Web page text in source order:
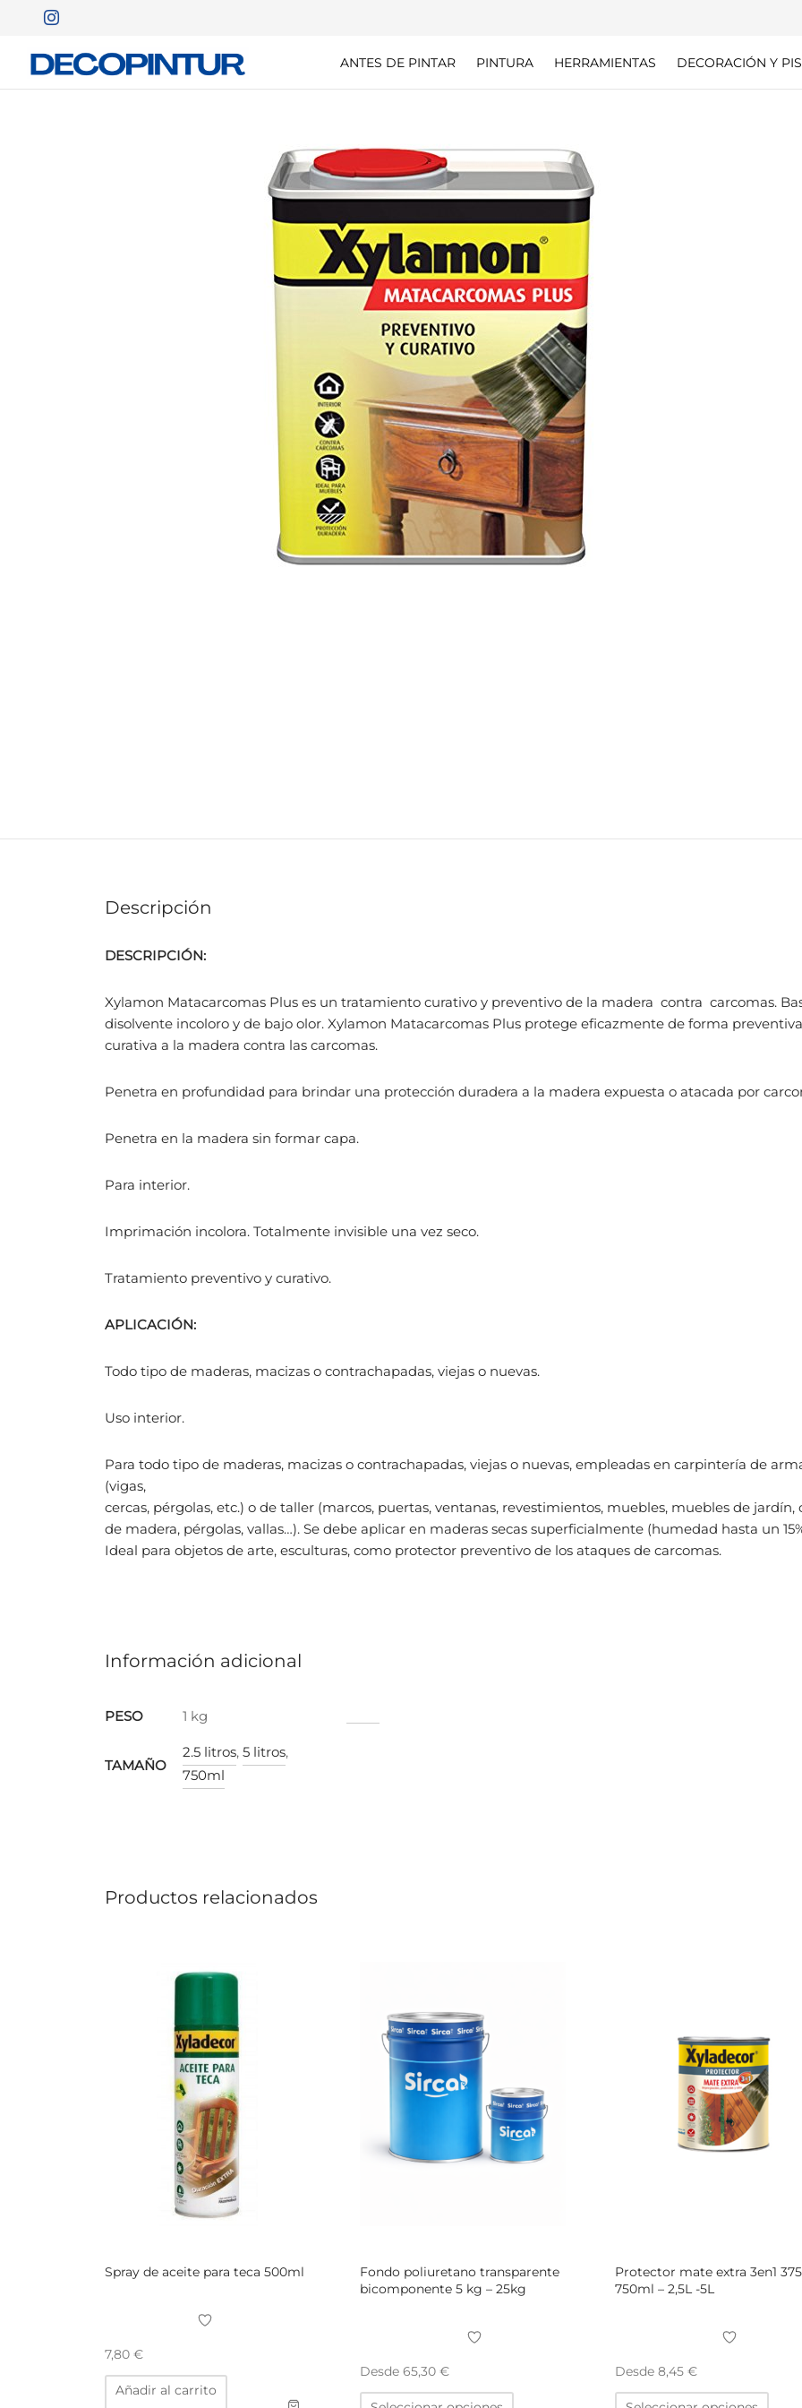
ANTES DE PINTAR PINTURA HERRAMIENTAS DECORACIÓN Y
Descripción
DESCRIPCIÓN:
Xylamon Matacarcomas Plus es un tratamiento curativo y preventivo de la madera contra carcomas.
disolvente incoloro y de bajo olor. Xylamon Matacarcomas Plus protege eficazmente de forma
curativa a la madera contra las carcomas.
Penetra en profundidad para brindar una protección dura­dera a la madera expuesta o atacada por
Penetra en la madera sin formar capa.
Para interior.
Imprimación incolora. Totalmente invisible una vez seco.
Tratamiento preventivo y curativo.
APLICACIÓN:
Todo tipo de maderas, macizas o contrachapadas, viejas o nuevas.
Uso interior.
Para todo tipo de maderas, macizas o contrachapadas, viejas o nuevas, empleadas en carpintería de
(vigas,
cercas, pérgolas, etc.) o de taller (marcos, puertas, ventanas, revestimientos, muebles, muebles de jardín,
de madera, pérgolas, vallas…). Se debe aplicar en maderas secas superficialmente (humedad hasta un
Ideal para objetos de arte, esculturas, como protector preventivo de los ataques de carcomas.
Información adicional
PESO 1 kg
TAMAÑO
2.5 litros, 5 litros,
750ml
Productos relacionados
Spray de aceite para teca 500ml
7,80 €
Añadir al carrito
Fondo poliuretano transparente
bicomponente 5 kg – 25kg
Desde 65,30 €
Este
Protector mate extra 3en1
750ml – 2,5L -5L
Desde 8,45 €
Este